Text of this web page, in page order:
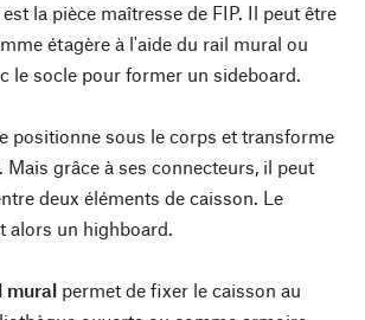
est la pièce maîtresse de FIP. Il peut être
étagère à l'aide du rail mural ou
le socle pour former un sideboard.
positionne sous le corps et transforme
Mais grâce à ses connecteurs, il peut
deux éléments de caisson. Le
alors un highboard.
mural permet de fixer le caisson au